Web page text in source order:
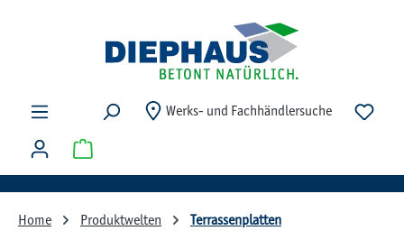
Werks- und Fachhändlersuche Du
Warenkorb enthält 0 Positionen. Der Gesamtwert
Home Produktwelten Terrassenplatten